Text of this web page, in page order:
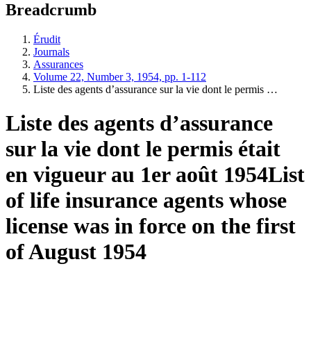
Breadcrumb
Érudit
Journals
Assurances
Volume 22, Number 3, 1954, pp. 1-112
Liste des agents d’assurance sur la vie dont le permis …
Liste des agents d’assurance
sur la vie dont le permis était
en vigueur au 1er août 1954List
of life insurance agents whose
license was in force on the first
of August 1954